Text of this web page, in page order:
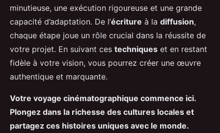
minutieuse, une exécution rigoureuse et une grande
capacité d’adaptation. De l’écriture à la diffusion,
chaque étape joue un rôle crucial dans la réussite de
votre projet. En suivant ces techniques et en restant
fidèle à votre vision, vous pourrez créer une œuvre
authentique et marquante.
Votre voyage cinématographique commence ici.
Plongez dans la richesse des cultures locales et
partagez ces histoires uniques avec le monde.